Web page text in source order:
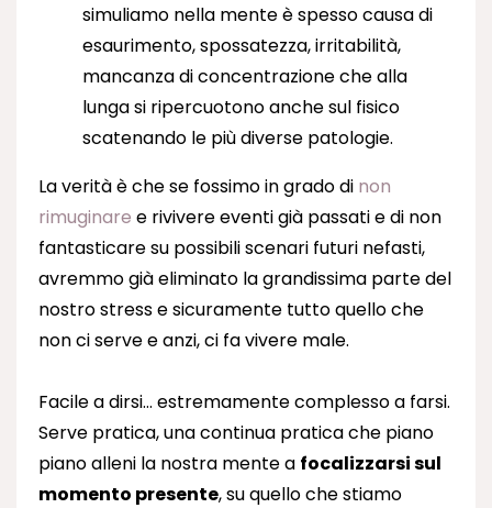
simuliamo nella mente è spesso causa di
esaurimento, spossatezza, irritabilità,
mancanza di concentrazione che alla
lunga si ripercuotono anche sul fisico
scatenando le più diverse patologie.
La verità è che se fossimo in grado di non
rimuginare e rivivere eventi già passati e di non
fantasticare su possibili scenari futuri nefasti,
avremmo già eliminato la grandissima parte del
nostro stress e sicuramente tutto quello che
non ci serve e anzi, ci fa vivere male.
Facile a dirsi… estremamente complesso a farsi.
Serve pratica, una continua pratica che piano
piano alleni la nostra mente a focalizzarsi sul
momento presente, su quello che stiamo